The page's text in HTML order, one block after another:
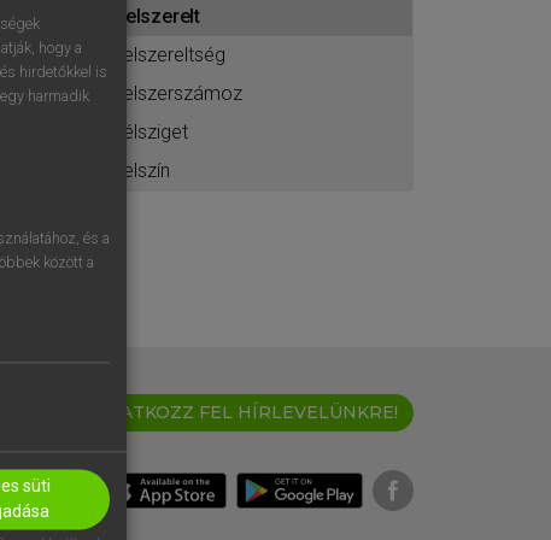
.
felszerelt
felszereltség
felszerszámoz
félsziget
felszín
IRATKOZZ FEL HÍRLEVELÜNKRE!
hogy a
hirdetőkkel is
harmadik
és a
között a
süti